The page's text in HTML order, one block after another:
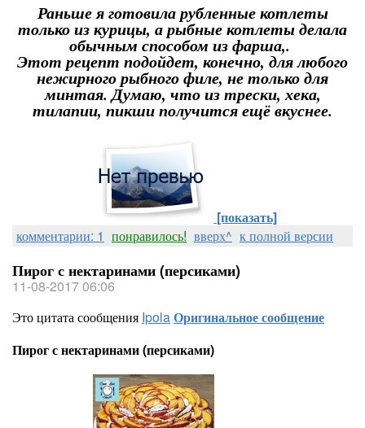
Раньше я готовила рубленные котлеты
только из курицы, а рыбные котлеты делала
обычным способом из фарша,.
Этот рецепт подойдет, конечно, для любого
нежирного рыбного филе, не только для
минтая. Думаю, что из трески, хека,
тилапии, пикши получится ещё вкуснее.
[показать]
комментарии: 1 понравилось! вверх^ к полной версии
Пирог с нектаринами (персиками)
11-08-2017 06:06
Это цитата сообщения IpolaОригинальное сообщение
Пирог с нектаринами (персиками)